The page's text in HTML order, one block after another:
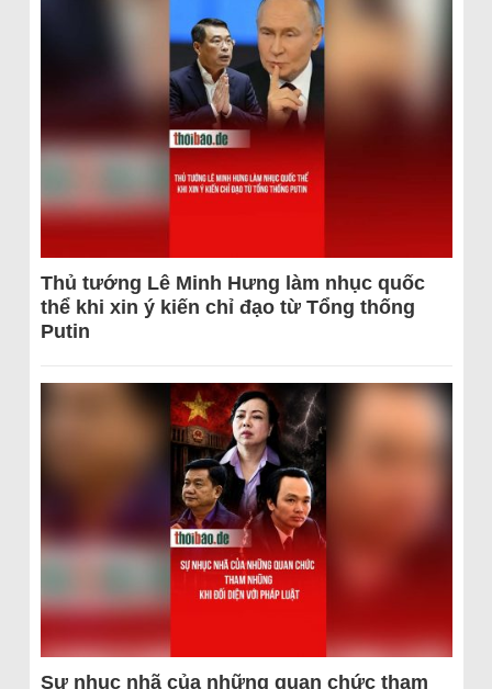
Thủ tướng Lê Minh Hưng làm nhục quốc
thể khi xin ý kiến chỉ đạo từ Tổng thống
Putin
Sự nhục nhã của những quan chức tham